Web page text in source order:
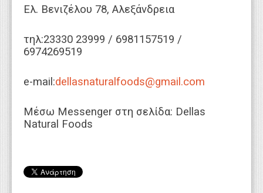
Ελ. Βενιζέλου 78, Αλεξάνδρεια
τηλ:23330 23999 / 6981157519 /
6974269519
e-mail:dellasnaturalfoods@gmail.com
Μέσω Messenger στη σελίδα: Dellas
Natural Foods